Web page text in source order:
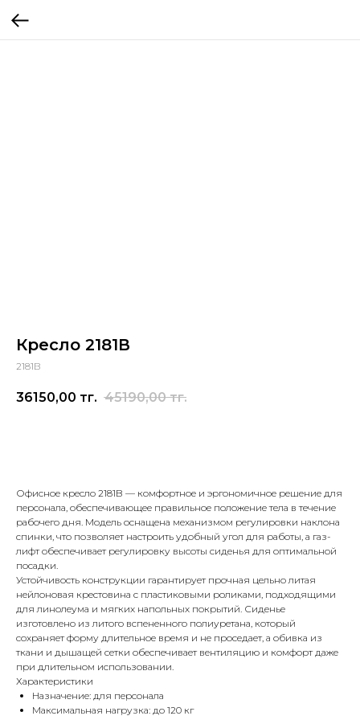
Кресло 2181В
2181В
36150,00 тг. 45190,00 тг.
Офисное кресло 2181B — комфортное и эргономичное решение для
персонала, обеспечивающее правильное положение тела в течение
рабочего дня. Модель оснащена механизмом регулировки наклона
спинки, что позволяет настроить удобный угол для работы, а газ-
лифт обеспечивает регулировку высоты сиденья для оптимальной
посадки.
Устойчивость конструкции гарантирует прочная цельно литая
нейлоновая крестовина с пластиковыми роликами, подходящими
для линолеума и мягких напольных покрытий. Сиденье
изготовлено из литого вспененного полиуретана, который
сохраняет форму длительное время и не проседает, а обивка из
ткани и дышащей сетки обеспечивает вентиляцию и комфорт даже
при длительном использовании.
Характеристики
Назначение: для персонала
Максимальная нагрузка: до 120 кг